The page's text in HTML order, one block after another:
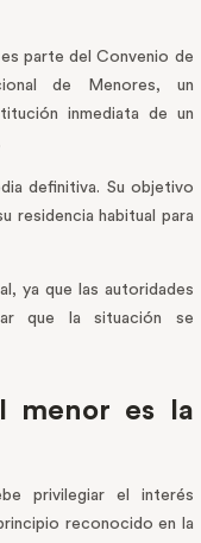
parte del Convenio de
de Menores, un
inmediata de un
definitiva. Su objetivo
residencia habitual para
ya que las autoridades
que la situación se
menor es la
privilegiar el interés
reconocido en la